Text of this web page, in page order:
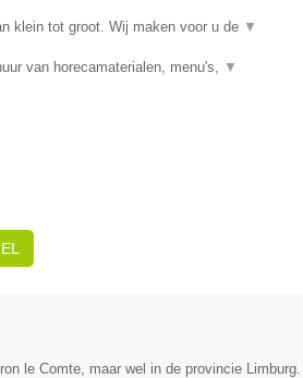
klein tot groot. Wij maken voor u de ▼
van horecamaterialen, menu's, ▼
le Comte, maar wel in de provincie Limburg.